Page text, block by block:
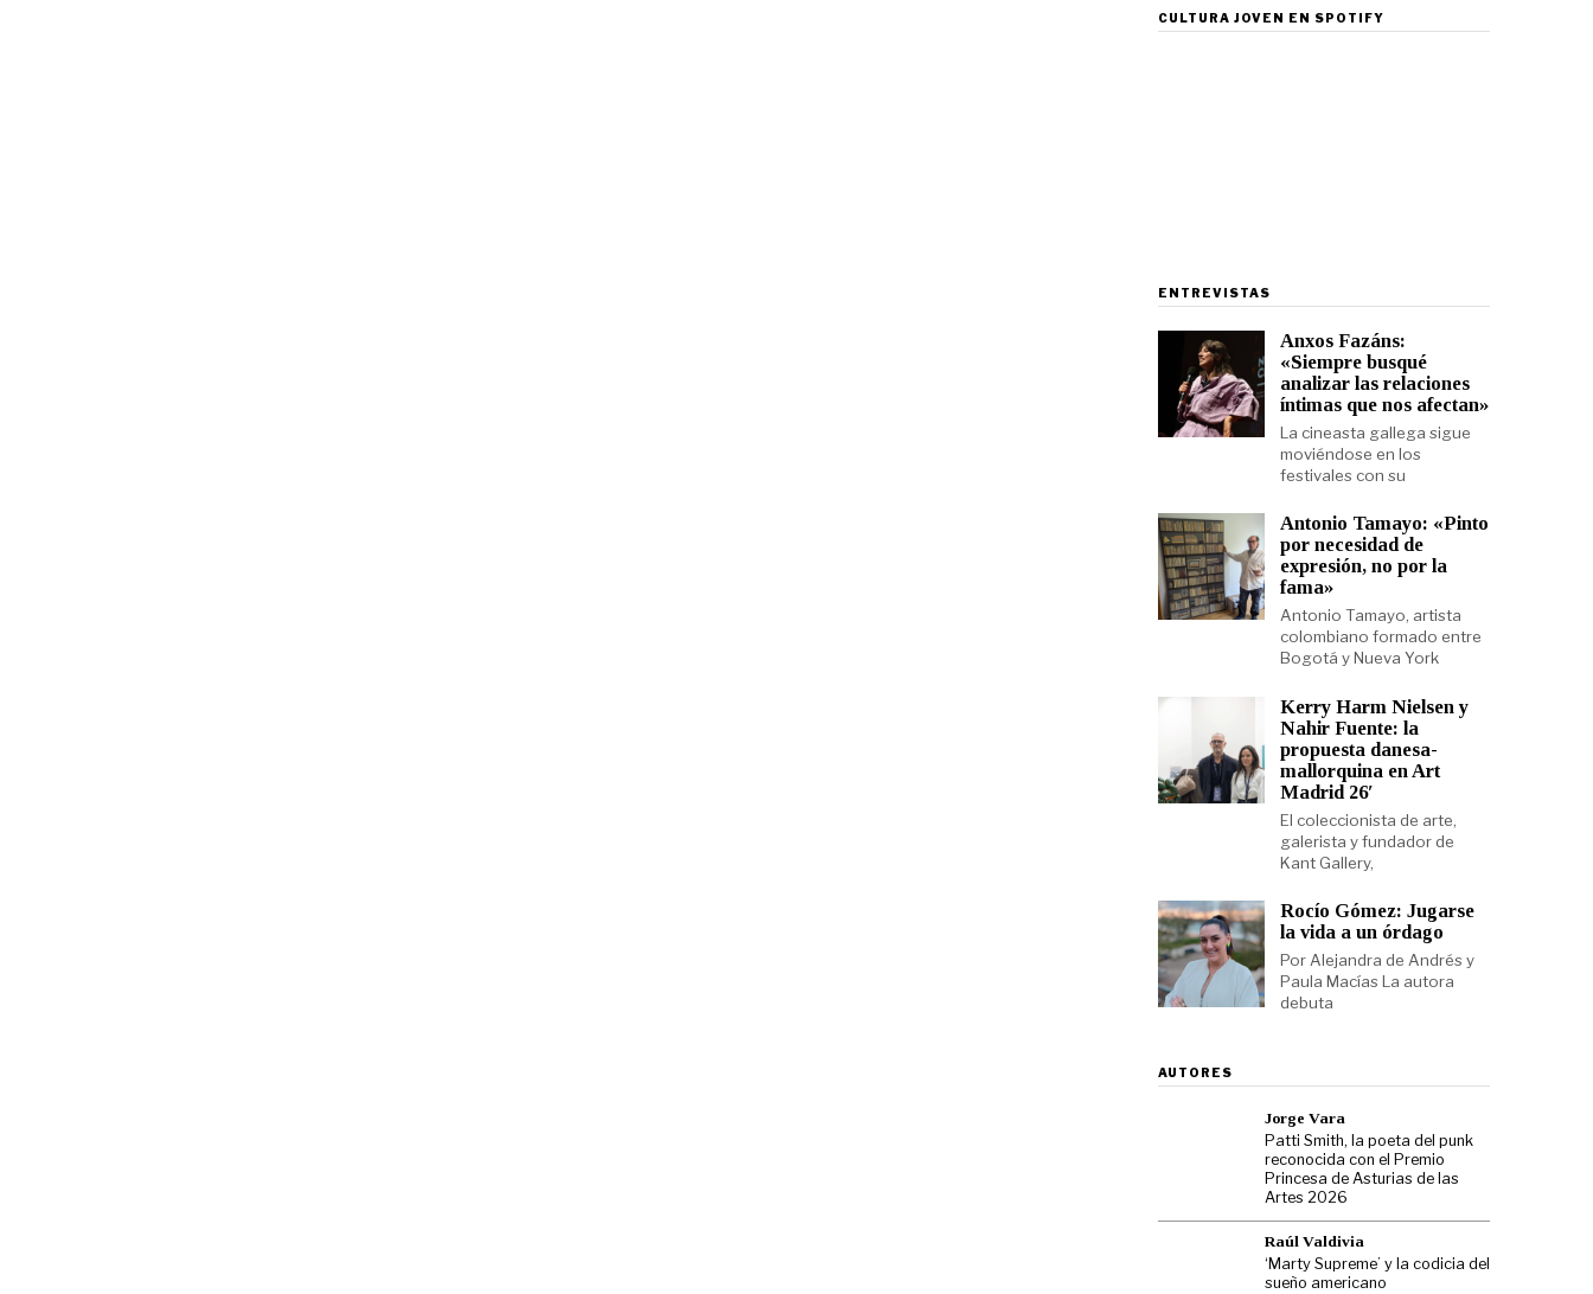
CULTURA JOVEN EN SPOTIFY
ENTREVISTAS
Anxos Fazáns:
«Siempre busqué
analizar las relaciones
íntimas que nos afectan»
La cineasta gallega sigue
moviéndose en los
festivales con su
Antonio Tamayo: «Pinto
por necesidad de
expresión, no por la
fama»
Antonio Tamayo, artista
colombiano formado entre
Bogotá y Nueva York
Kerry Harm Nielsen y
Nahir Fuente: la
propuesta danesa-
mallorquina en Art
Madrid 26′
El coleccionista de arte,
galerista y fundador de
Kant Gallery,
Rocío Gómez: Jugarse
la vida a un órdago
Por Alejandra de Andrés y
Paula Macías La autora
debuta
AUTORES
Jorge Vara
Patti Smith, la poeta del punk
reconocida con el Premio
Princesa de Asturias de las
Artes 2026
Raúl Valdivia
‘Marty Supreme’ y la codicia del
sueño americano